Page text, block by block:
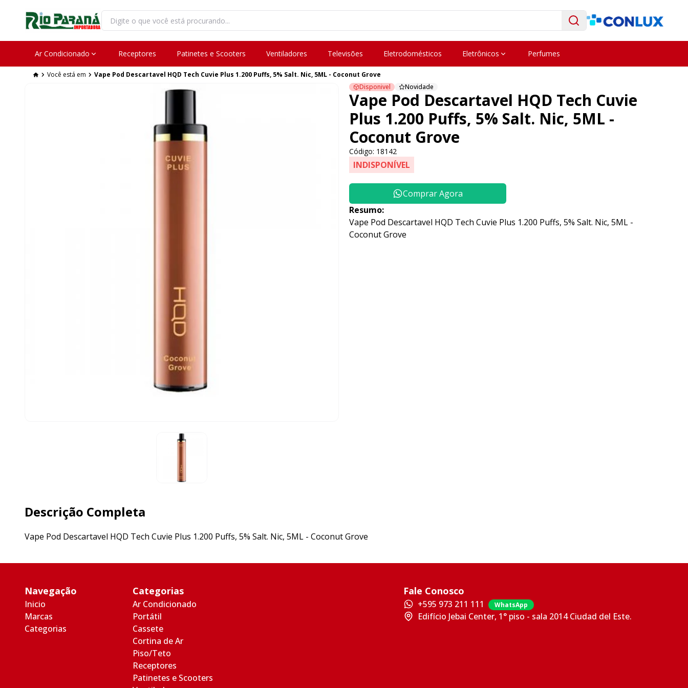
Ar Condicionado Receptores Patinetes e Scooters Ventiladores Televisões Eletrodomésticos Eletrônicos Perfumes
Você está em
Vape Pod Descartavel HQD Tech Cuvie Plus 1.200 Puffs, 5% Salt. Nic, 5ML - Coconut Grove
Disponivel
Novidade
Vape Pod Descartavel HQD Tech Cuvie
Plus 1.200 Puffs, 5% Salt. Nic, 5ML -
Coconut Grove
Código: 18142
INDISPONÍVEL
Comprar Agora
Resumo:
Vape Pod Descartavel HQD Tech Cuvie Plus 1.200 Puffs, 5% Salt. Nic, 5ML -
Coconut Grove
Descrição Completa
Vape Pod Descartavel HQD Tech Cuvie Plus 1.200 Puffs, 5% Salt. Nic, 5ML - Coconut Grove
Navegação
Inicio
Marcas
Categorias
Categorias
Ar Condicionado
Portátil
Cassete
Cortina de Ar
Piso/Teto
Receptores
Patinetes e Scooters
Fale Conosco
+595 973 211 111 WhatsApp
Edifício Jebai Center, 1° piso - sala 2014 Ciudad del Este.